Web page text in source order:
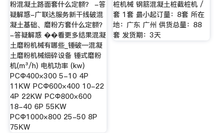
粉混凝土路面套什么定额？ -答
疑解惑-广联达服务新干线破混
凝土基础、磨粉方套什么定额？
-答疑解惑 ��看更多结果混凝
土磨粉机械有哪些_锤破—混凝
土磨粉机械细碎设备 锤式磨粉
机(m³/h) 电机功率 (kw)
PCΦ400×300 5-10 4P
11KW PCΦ600×400 10-22
4P 22KW PCΦ800×600
18-40 6P 55KW
PCΦ1000×800 25-50 8P
75KW
桩机械 钢筋混凝土桩截桩机 /
套 1套 最小起订量：8套 所在
地：广东 广州 供货总量：88
套 发货期：3天